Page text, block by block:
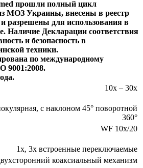
прошли полный цикл
МОЗ Украины, внесены в реестр
разрешены для использования в
Наличие Декларации соответствия
и безопасность в
техники.
по международному
9001:2008.
10х – 30х
с наклоном 45° поворотной
360°
WF 10х/20
1х, 3х встроенные переключаемые
коаксиальный механизм